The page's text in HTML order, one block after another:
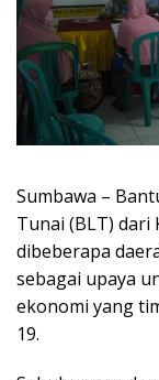
Sumbawa –
Tunai (BLT) dari
dibeberapa
sebagai upaya
ekonomi yang
19.